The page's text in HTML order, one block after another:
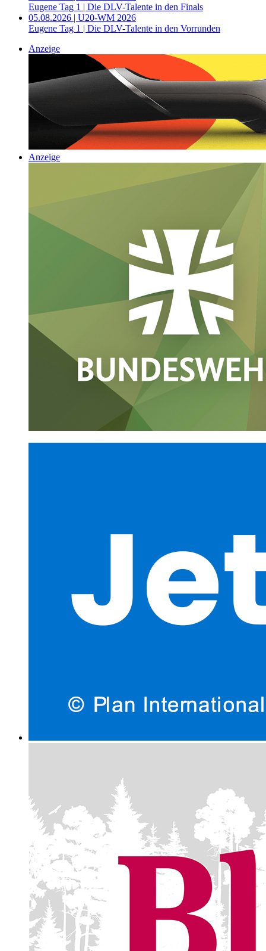
Eugene Tag 1 | Die DLV-Talente in den Finals
05.08.2026 | U20-WM 2026
Eugene Tag 1 | Die DLV-Talente in den Vorrunden
Anzeige
Anzeige